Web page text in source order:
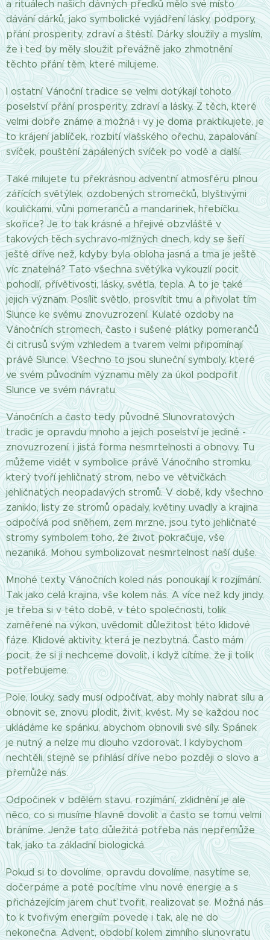
a rituálech našich dávných předků mělo své místo
dávání dárků, jako symbolické vyjádření lásky, podpory,
přání prosperity, zdraví a štěstí. Dárky sloužily a myslím,
že i teď by měly sloužit převážně jako zhmotnění
těchto přání těm, které milujeme.
I ostatní Vánoční tradice se velmi dotýkají tohoto
poselství přání prosperity, zdraví a lásky. Z těch, které
velmi dobře známe a možná i vy je doma praktikujete, je
to krájení jablíček, rozbití vlašského ořechu, zapalování
svíček, pouštění zapálených svíček po vodě a další.
Také milujete tu překrásnou adventní atmosféru plnou
zářících světýlek, ozdobených stromečků, blyštivými
kouličkami, vůni pomerančů a mandarinek, hřebíčku,
skořice? Je to tak krásné a hřejivé obzvláště v
takových těch sychravo-mlžných dnech, kdy se šeří
ještě dříve než, kdyby byla obloha jasná a tma je ještě
víc znatelná? Tato všechna světýlka vykouzlí pocit
pohodlí, přívětivosti, lásky, světla, tepla. A to je také
jejich význam. Posílit světlo, prosvítit tmu a přivolat tím
Slunce ke svému znovuzrození. Kulaté ozdoby na
Vánočních stromech, často i sušené plátky pomerančů
či citrusů svým vzhledem a tvarem velmi připomínají
právě Slunce. Všechno to jsou sluneční symboly, které
ve svém původním významu měly za úkol podpořit
Slunce ve svém návratu.
Vánočních a často tedy původně Slunovratových
tradic je opravdu mnoho a jejich poselství je jediné -
znovuzrození, i jistá forma nesmrtelnosti a obnovy. Tu
můžeme vidět v symbolice právě Vánočního stromku,
který tvoří jehličnatý strom, nebo ve větvičkách
jehličnatých neopadavých stromů. V době, kdy všechno
zaniklo, listy ze stromů opadaly, květiny uvadly a krajina
odpočívá pod sněhem, zem mrzne, jsou tyto jehličnaté
stromy symbolem toho, že život pokračuje, vše
nezaniká. Mohou symbolizovat nesmrtelnost naší duše.
Mnohé texty Vánočních koled nás ponoukají k rozjímání.
Tak jako celá krajina, vše kolem nás. A více než kdy jindy,
je třeba si v této době, v této společnosti, tolik
zaměřené na výkon, uvědomit důležitost této klidové
fáze. Klidové aktivity, která je nezbytná. Často mám
pocit, že si ji nechceme dovolit, i když cítíme, že ji tolik
potřebujeme.
Pole, louky, sady musí odpočívat, aby mohly nabrat sílu a
obnovit se, znovu plodit, živit, kvést. My se každou noc
ukládáme ke spánku, abychom obnovili své síly. Spánek
je nutný a nelze mu dlouho vzdorovat. I kdybychom
nechtěli, stejně se přihlásí dříve nebo později o slovo a
přemůže nás.
Odpočinek v bdělém stavu, rozjímání, zklidnění je ale
něco, co si musíme hlavně dovolit a často se tomu velmi
bráníme. Jenže tato důležitá potřeba nás nepřemůže
tak, jako ta základní biologická.
Pokud si to dovolíme, opravdu dovolíme, nasytíme se,
dočerpáme a poté pocítíme vlnu nové energie a s
přicházejícím jarem chuť tvořit, realizovat se. Možná nás
to k tvořivým energiím povede i tak, ale ne do
nekonečna. Advent, období kolem zimního slunovratu